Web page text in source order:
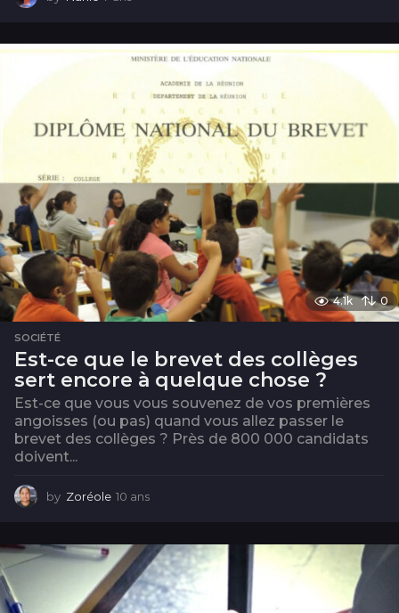
s
4.1k 0
SOCIÉTÉ
Est-ce que le brevet des collèges
sert encore à quelque chose ?
Est-ce que vous vous souvenez de vos premières
angoisses (ou pas) quand vous allez passer le
brevet des collèges ? Près de 800 000 candidats
doivent...
by Zoréole 10 ans
n
s